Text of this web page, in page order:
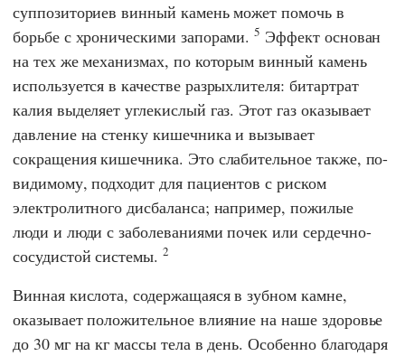
суппозиториев винный камень может помочь в
борьбе с хроническими запорами.5 Эффект основан
на тех же механизмах, по которым винный камень
используется в качестве разрыхлителя: битартрат
калия выделяет углекислый газ. Этот газ оказывает
давление на стенку кишечника и вызывает
сокращения кишечника. Это слабительное также, по-
видимому, подходит для пациентов с риском
электролитного дисбаланса; например, пожилые
люди и люди с заболеваниями почек или сердечно-
сосудистой системы. 2
Винная кислота, содержащаяся в зубном камне,
оказывает положительное влияние на наше здоровье
до 30 мг на кг массы тела в день. Особенно благодаря